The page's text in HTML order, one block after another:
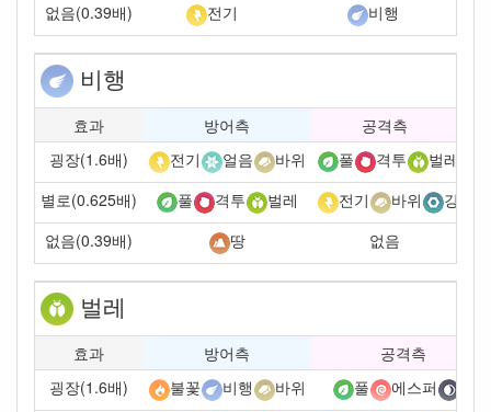
없음(0.39배)
전기 비행
비행
효과 방어측
공격측
굉장(1.6배)
전기 얼음 바위 풀 격투
벌레
별로(0.625배)
풀 격투 벌레 전기 바위
강철
없음(0.39배)
땅 없음
벌레
효과 방어측
공격측
굉장(1.6배)
불꽃 비행 바위 풀 에스퍼